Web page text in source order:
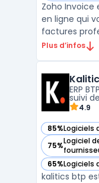
Zoho
en ligne qui
factures
minutes. Il
propose des
gestion des
Plus d’infos
ERP
suivi
4.9
85%Logiciels
— voir
75%Logiciel
— voir Kalitics
65%Logiciels
— voir
kalitics btp